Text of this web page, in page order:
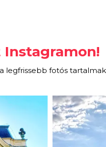
Instagramon!
legfrissebb fotós